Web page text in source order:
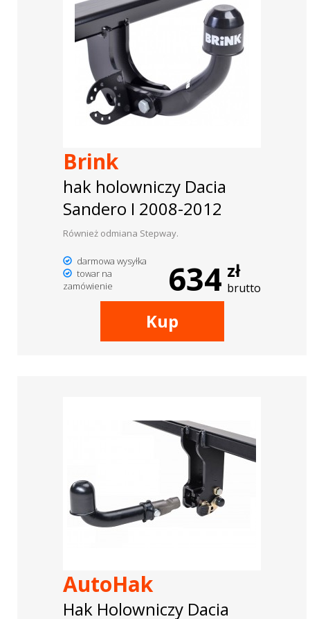
Brink
hak holowniczy Dacia
Sandero I 2008-2012
Również odmiana Stepway.
darmowa wysyłka
towar na
zamówienie
634 zł
brutto
Kup
AutoHak
Hak Holowniczy Dacia